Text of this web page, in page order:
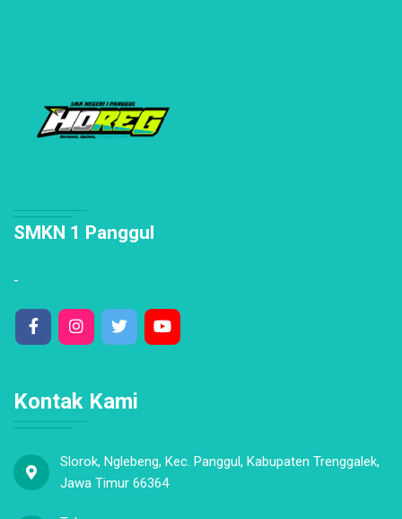
SMKN 1 Panggul
-
Kontak Kami
Slorok, Nglebeng, Kec. Panggul, Kabupaten Trenggalek,
Jawa Timur 66364